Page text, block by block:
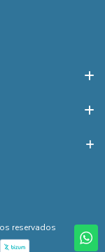
reservados